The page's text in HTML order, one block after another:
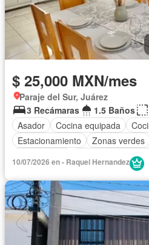
$ 25,000 MXN/mes
Paraje del Sur, Juárez
3 Recámaras
1.5 Baños
Asador
Cocina equipada
Estacionamiento
Zonas verdes
Completamente
10/07/2026 en - Raquel Hernandez